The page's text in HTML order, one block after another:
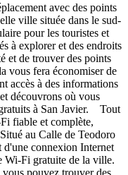
avec des points
ville située dans le sud-
pour les touristes et
à explorer et des endroits
et de trouver des points
vous fera économiser de
accès à des informations
découvrons où vous
à San Javier. Tout
fiable et complète,
au Calle de Teodoro
d'une connexion Internet
Wi-Fi gratuite de la ville.
pouvez trouver des